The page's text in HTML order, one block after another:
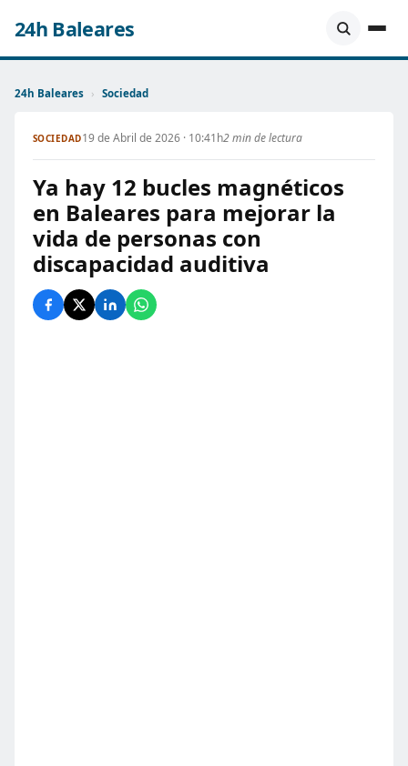
24h Baleares
24h Baleares › Sociedad
SOCIEDAD19 de Abril de 2026 · 10:41h2 min de lectura
Ya hay 12 bucles magnéticos
en Baleares para mejorar la
vida de personas con
discapacidad auditiva